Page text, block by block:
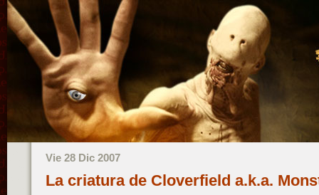
Vie 28 Dic 2007
La criatura de Cloverfield a.k.a.